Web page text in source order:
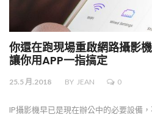
你還在跑現場重啟網路攝影
讓你用APP一指搞定
25.5 月.2018 BY JEAN 0
IP攝影機早已是現在辦公中的必要設備